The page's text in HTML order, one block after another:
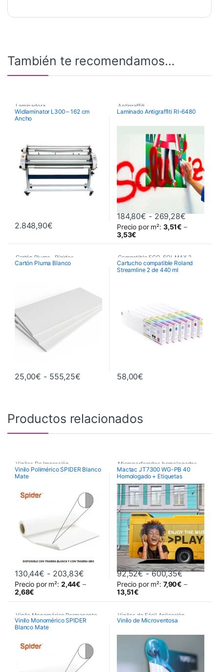
También te recomendamos…
Laminadora
Widlaminator L300 – 162 cm
Ancho
2.848,90€
Antigraffiti
Laminado Antigraffiti RI-6480
184,80€ - 269,28€Rango
Precio por m²: 3,51€ –
3,53€
Este producto tiene múltiples
Cartón Pluma Rígidos
Cartón Pluma Blanco
25,00€ - 555,25€Rango de precios: desde 25,00€
Este producto tiene múltiples variantes. Las opciones se
Compatible ECO-SOL MAX 2
Tintas Compatible Roland
Cartucho compatible Roland
Streamline 2 de 440 ml
58,00€
Este producto tiene múltiples
Productos relacionados
Vinilos De Impresión
Vinilos Polimérico Permanente
Vinilos Poliméricos Spider
Vinilo Polimérico SPIDER Blanco
Mate
130,44€ - 203,83€Rango de precios: desde 130,44€
Precio por m²: 2,44€ –
2,68€
Este producto tiene múltiples variantes. Las opciones se
Microperforados homologados
para ITV
Vinilos De Impresión
Mactac JT7300 WG-PB 40
Homologado + Etiquetas
92,52€ - 600,35€Rango
Precio por m²: 7,90€ –
13,51€
Este producto tiene múltiples
Vinilo Monomérico Permanente
Vinilos De Impresión
Monoméricos
Vinilos Monomérico Removible
Vinilos Monoméricos Spider
Vinilo Monomérico SPIDER
Blanco Mate
Vinilos de Fácil Aplicación
Vinilo de Microventosa